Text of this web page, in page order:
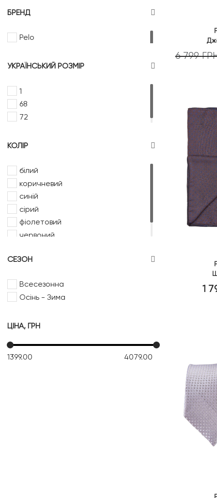
БРЕНД
Pelo
УКРАЇНСЬКИЙ РОЗМІР
1
68
72
КОЛІР
білий
коричневий
синій
сірий
фіолетовий
червоний
СЕЗОН
Всесезонна
Осінь - Зима
ЦІНА, ГРН
1399.00 4079.00
6 799
1